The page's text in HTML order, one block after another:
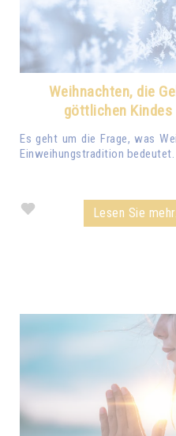
Weihnachten, die
göttlichen Kindes
Es geht um die Frage, was
Einweihungstradition bedeutet.
Lesen Sie